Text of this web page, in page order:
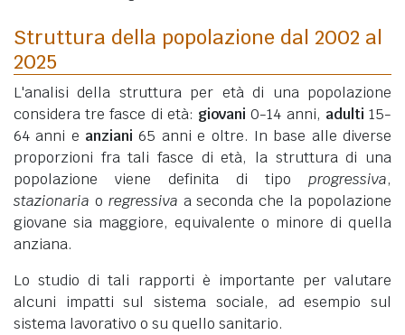
Struttura della popolazione dal 2002 al
2025
L'analisi della struttura per età di una popolazione
considera tre fasce di età: giovani 0-14 anni, adulti 15-
64 anni e anziani 65 anni e oltre. In base alle diverse
proporzioni fra tali fasce di età, la struttura di una
popolazione viene definita di tipo progressiva,
stazionaria o regressiva a seconda che la popolazione
giovane sia maggiore, equivalente o minore di quella
anziana.
Lo studio di tali rapporti è importante per valutare
alcuni impatti sul sistema sociale, ad esempio sul
sistema lavorativo o su quello sanitario.